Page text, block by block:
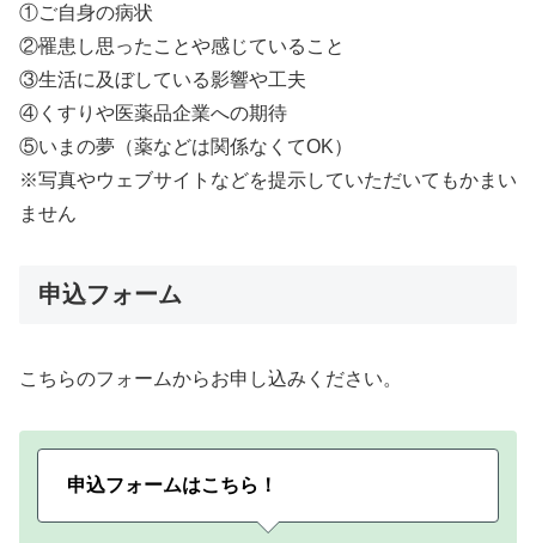
①ご自身の病状
②罹患し思ったことや感じていること
③生活に及ぼしている影響や工夫
④くすりや医薬品企業への期待
⑤いまの夢（薬などは関係なくてOK）
※写真やウェブサイトなどを提示していただいてもかまい
ません
申込フォーム
こちらのフォームからお申し込みください。
申込フォームはこちら！